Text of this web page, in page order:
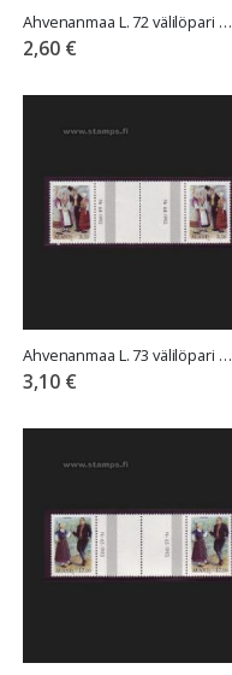
Ahvenanmaa L. 72 välilöpari ilman numeroa
2,60 €
Ahvenanmaa L. 73 välilöpari numerolla
3,10 €